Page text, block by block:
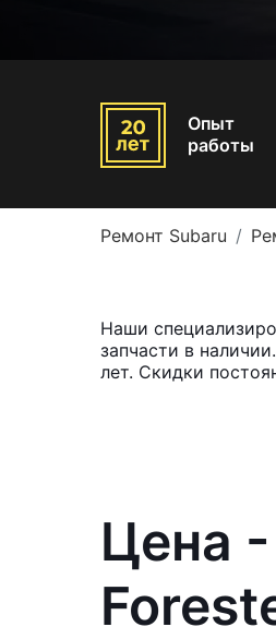
Опыт
работы
Ремонт Subaru
Наши
запчасти в
лет. Скидки
Цена